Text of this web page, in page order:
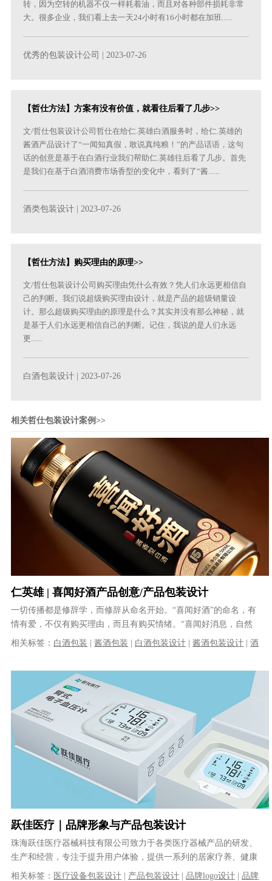
转，因为空转的机器不仅一样耗着油，而且对各种部件损耗非常
大。很多企业，我们看上去一天24小时有16小时都在加班......
优秀的包装设计公司 | 2023-07-26
【哲仕方法】方案有没有价值，就看往后看了几步>>
文/哲仕包装设计公司哲仕在给仁.英雄白酒服务时，给仁.英雄的
酱酒产品设计了“一闻知真假，敢说真纯粮！”的产品话语，这句
话的创意是基于在白酒行业我们帮助仁.英雄往后看了几步。首先
是我们在基于白酒消费市场香型的变化中，看到了“酱......
酒类包装设计 | 2023-07-26
【哲仕方法】购买理由的原理>>
文/哲仕包装设计公司购买理由凭什么有效？凭人们永远更相信自
己的判断。我们说超级购买理由设计，就是产品的超级销量设
计。那么超级购买理由的原理是什么？其实并没有那么神秘，就
是基于人们永远更相信自己的判断。记住，我说的是人们永远
更......
白酒包装设计 | 2023-07-26
相关哲仕包装设计案例>>
仁英雄 | 喜闻好酒产品创意/产品包装设计
一切传播都是修辞学，而修辞从命名开始。“喜闻好酒”的命名，有
情有爱，不仅有购买理由，而且有购买情绪。“喜闻好消息，自然
喝好酒”，则有行使裁决权力的快感......
相关标签： 白酒包装 |酱酒包装 白酒包装设计 |酱酒包装设计 |酒
跃佳医疗｜品牌形象与产品包装设计
珠海跃佳医疗器械科技有限公司致力于各类医疗器械产品的研发、
生产和经营，专注于提升用户体验，提供一系列的居家疗养、健康
检查等产品及完善的售后服务。建立了......
相关标签： 医疗设备包装设计 | 产品包装设计 |品牌logo设计 |品牌